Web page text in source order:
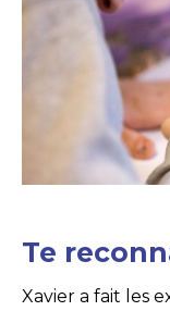
Te
Xavier a fait les